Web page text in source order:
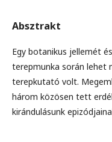
Absztrakt
Egy botanikus jellemét
terepmunka során lehet
terepkutató volt.
három közösen tett
kirándulásunk